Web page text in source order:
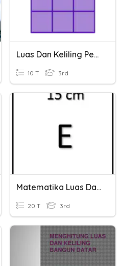
Luas Dan Keliling Petak Persegi
10 T 3rd
Matematika Luas Dan Keliling Kelas 3
20 T 3rd